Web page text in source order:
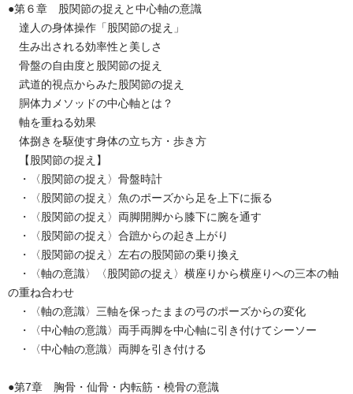
●第６章 股関節の捉えと中心軸の意識
達人の身体操作「股関節の捉え」
生み出される効率性と美しさ
骨盤の自由度と股関節の捉え
武道的視点からみた股関節の捉え
胴体力メソッドの中心軸とは？
軸を重ねる効果
体捌きを駆使す身体の立ち方・歩き方
【股関節の捉え】
・〈股関節の捉え〉骨盤時計
・〈股関節の捉え〉魚のポーズから足を上下に振る
・〈股関節の捉え〉両脚開脚から膝下に腕を通す
・〈股関節の捉え〉合蹠からの起き上がり
・〈股関節の捉え〉左右の股関節の乗り換え
・〈軸の意識〉〈股関節の捉え〉横座りから横座りへの三本の軸
の重ね合わせ
・〈軸の意識〉三軸を保ったままの弓のポーズからの変化
・〈中心軸の意識〉両手両脚を中心軸に引き付けてシーソー
・〈中心軸の意識〉両脚を引き付ける
●第7章 胸骨・仙骨・内転筋・橈骨の意識